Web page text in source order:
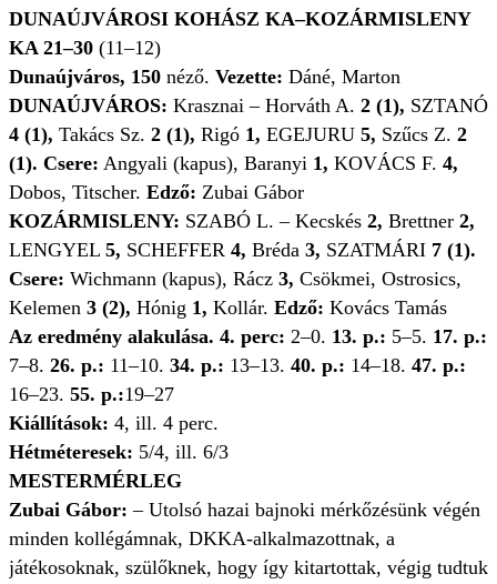
DUNAÚJVÁROSI KOHÁSZ KA–KOZÁRMISLENY
KA 21–30 (11–12)
Dunaújváros, 150 néző. Vezette: Dáné, Marton
DUNAÚJVÁROS: Krasznai – Horváth A. 2 (1), SZTANÓ
4 (1), Takács Sz. 2 (1), Rigó 1, EGEJURU 5, Szűcs Z. 2
(1). Csere: Angyali (kapus), Baranyi 1, KOVÁCS F. 4,
Dobos, Titscher. Edző: Zubai Gábor
KOZÁRMISLENY: SZABÓ L. – Kecskés 2, Brettner 2,
LENGYEL 5, SCHEFFER 4, Bréda 3, SZATMÁRI 7 (1).
Csere: Wichmann (kapus), Rácz 3, Csökmei, Ostrosics,
Kelemen 3 (2), Hónig 1, Kollár. Edző: Kovács Tamás
Az eredmény alakulása. 4. perc: 2–0. 13. p.: 5–5. 17. p.:
7–8. 26. p.: 11–10. 34. p.: 13–13. 40. p.: 14–18. 47. p.:
16–23. 55. p.:19–27
Kiállítások: 4, ill. 4 perc.
Hétméteresek: 5/4, ill. 6/3
MESTERMÉRLEG
Zubai Gábor: – Utolsó hazai bajnoki mérkőzésünk végén
minden kollégámnak, DKKA-alkalmazottnak, a
játékosoknak, szülőknek, hogy így kitartottak, végig tudtuk